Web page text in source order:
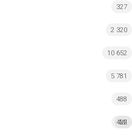
327
2 320
10 652
5 781
488
MI
422